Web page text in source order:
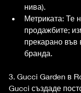
нива).
Метриката: Те
продажбите;
прекарано във
бранда.
3. Gucci Garden в
Gucci създаде